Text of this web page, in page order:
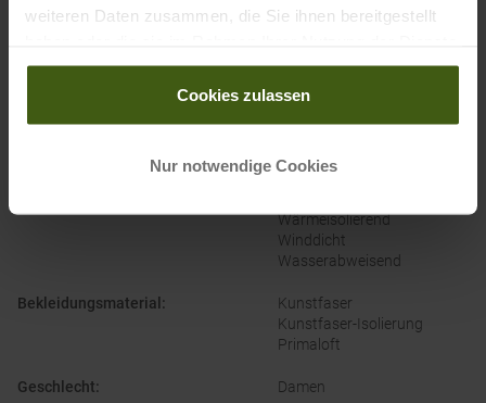
weiteren Daten zusammen, die Sie ihnen bereitgestellt
gesammelt haben.
Cookies zulassen
Nur notwendige Cookies
Wärmeisolierend
Winddicht
Wasserabweisend
Bekleidungsmaterial :
Kunstfaser
Kunstfaser-Isolierung
Primaloft
Geschlecht: Damen